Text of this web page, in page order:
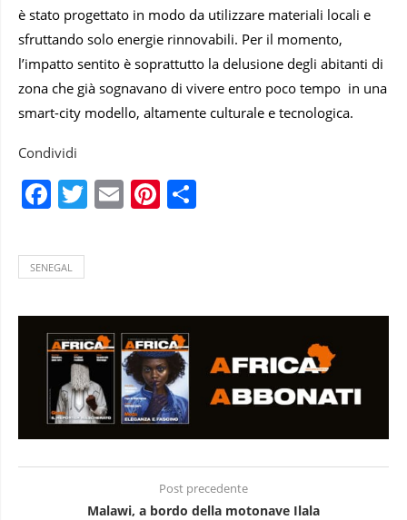
è stato progettato in modo da utilizzare materiali locali e
sfruttando solo energie rinnovabili. Per il momento,
l’impatto sentito è soprattutto la delusione degli abitanti di
zona che già sognavano di vivere entro poco tempo in una
smart-city modello, altamente culturale e tecnologica.
Condividi
Facebook
Twitter
EmailPinterest
SENEGAL
Post precedente
Malawi, a bordo della motonave Ilala